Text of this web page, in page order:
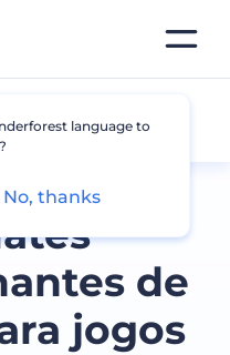
de
jogos
language to
No, thanks